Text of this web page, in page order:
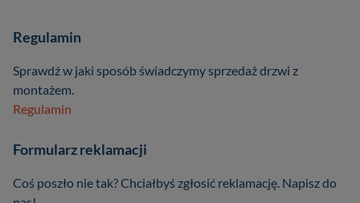
Regulamin
Sprawdź w jaki sposób świadczymy sprzedaż drzwi z
montażem.
Regulamin
Formularz reklamacji
Coś poszło nie tak? Chciałbyś zgłosić reklamację. Napisz do